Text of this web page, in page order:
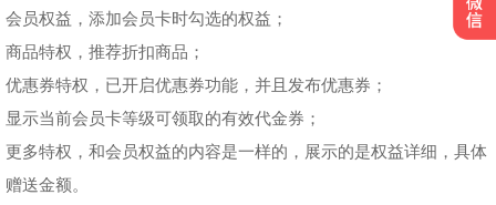
会员权益，添加会员卡时勾选的权益；
商品特权，推荐折扣商品；
优惠券特权，已开启优惠券功能，并且发布优惠券；
显示当前会员卡等级可领取的有效代金券；
更多特权，和会员权益的内容是一样的，展示的是权益详细，具体
赠送金额。